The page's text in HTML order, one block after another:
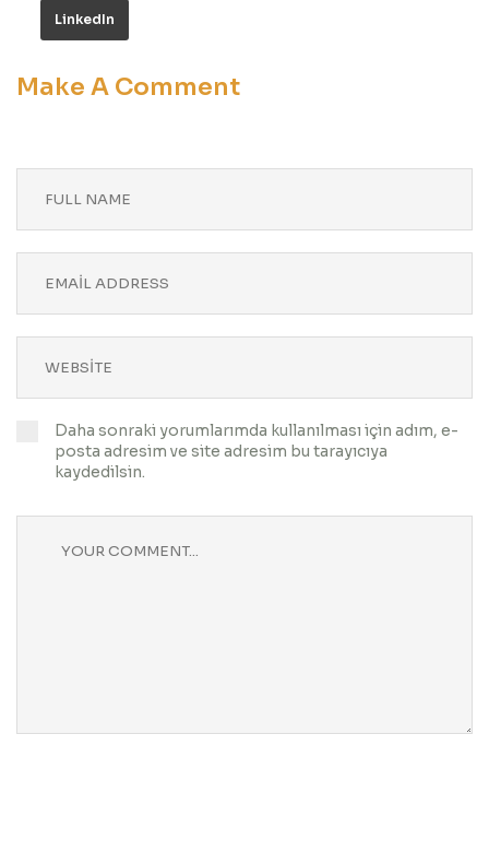
LinkedIn
Make A Comment
Daha sonraki yorumlarımda kullanılması için adım, e-
posta adresim ve site adresim bu tarayıcıya
kaydedilsin.